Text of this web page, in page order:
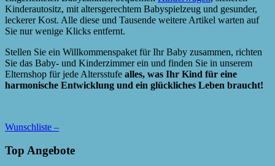
Kinderautositz, mit altersgerechtem Babyspielzeug und gesunder,
leckerer Kost. Alle diese und Tausende weitere Artikel warten auf
Sie nur wenige Klicks entfernt.
Stellen Sie ein Willkommenspaket für Ihr Baby zusammen, richten
Sie das Baby- und Kinderzimmer ein und finden Sie in unserem
Elternshop für jede Altersstufe alles, was Ihr Kind für eine
harmonische Entwicklung und ein glückliches Leben braucht!
Wunschliste –
Top Angebote